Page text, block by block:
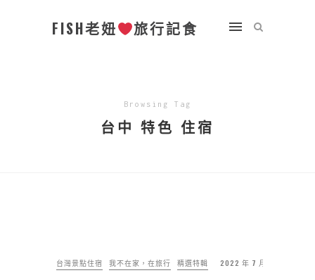
FISH老妞 旅行記食
Browsing Tag
台中 特色 住宿
台灣景點住宿 我不在家，在旅行 精選特輯 2022 年 7 月